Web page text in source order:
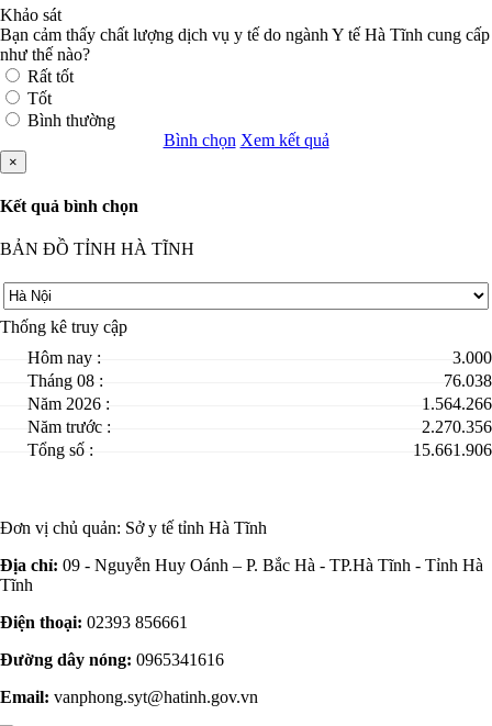
Khảo sát
Bạn cảm thấy chất lượng dịch vụ y tế do ngành Y tế Hà Tĩnh cung cấp
như thế nào?
Rất tốt
Tốt
Bình thường
Bình chọn Xem kết quả
×
Kết quả bình chọn
BẢN ĐỒ TỈNH HÀ TĨNH
Thống kê truy cập
Hôm nay :
3.000
Tháng 08 :
76.038
Năm 2026 :
1.564.266
Năm trước :
2.270.356
Tổng số :
15.661.906
Đơn vị chủ quản: Sở y tế tỉnh Hà Tĩnh
Địa chỉ: 09 - Nguyễn Huy Oánh – P. Bắc Hà - TP.Hà Tĩnh - Tỉnh Hà
Tĩnh
Điện thoại: 02393 856661
Đường dây nóng: 0965341616
Email: vanphong.syt@hatinh.gov.vn